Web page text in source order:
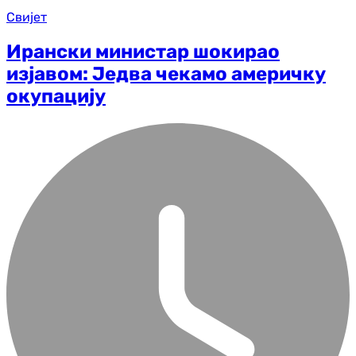
Свијет
Ирански министар шокирао
изјавом: Једва чекамо америчку
окупацију